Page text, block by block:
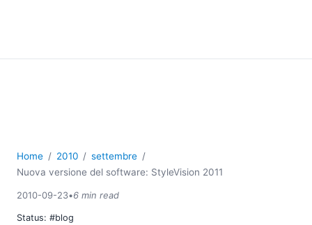
Home 2010
settembre
Nuova versione del software: StyleVision 2011
2010-09-23•6 min read
Status: #blog